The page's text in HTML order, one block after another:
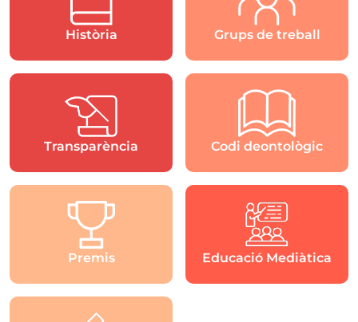
Història Grups de treball
Transparència Codi deontològic
Premis Educació Mediàtica